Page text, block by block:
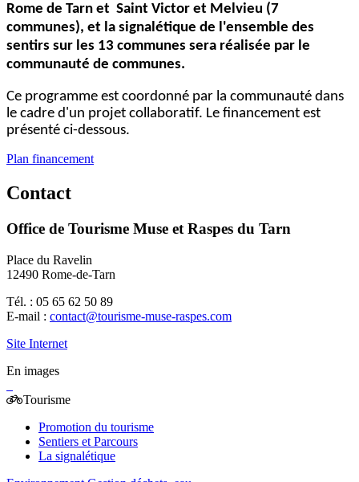
Rome de Tarn et Saint Victor et Melvieu (7
communes), et la signalétique de l'ensemble des
sentirs sur les 13 communes sera réalisée par le
communauté de communes.
Ce programme est coordonné par la communauté dans
le cadre d'un projet collaboratif. Le financement est
présenté ci-dessous.
Plan financement
Contact
Office de Tourisme Muse et Raspes du Tarn
Place du Ravelin
12490 Rome-de-Tarn
Tél. : 05 65 62 50 89
E-mail : contact@tourisme-muse-raspes.com
Site Internet
En images
Tourisme
Promotion du tourisme
Sentiers et Parcours
La signalétique